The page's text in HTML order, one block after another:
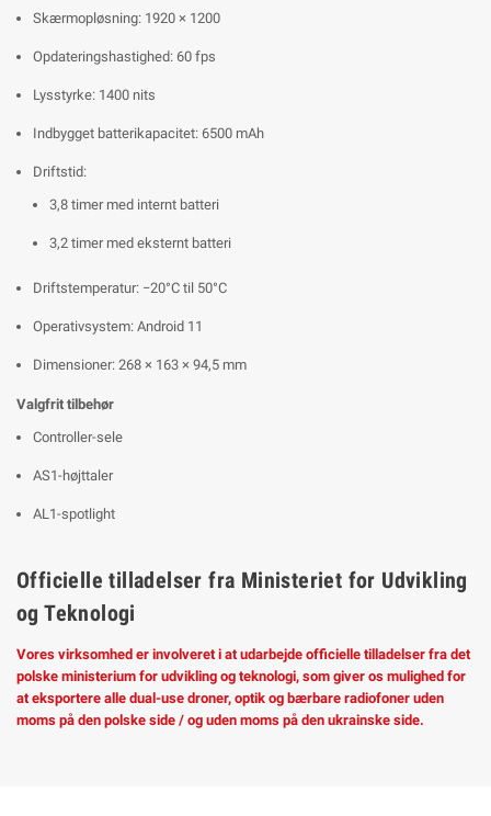
Skærmopløsning: 1920 × 1200
Opdateringshastighed: 60 fps
Lysstyrke: 1400 nits
Indbygget batterikapacitet: 6500 mAh
Driftstid:
3,8 timer med internt batteri
3,2 timer med eksternt batteri
Driftstemperatur: −20°C til 50°C
Operativsystem: Android 11
Dimensioner: 268 × 163 × 94,5 mm
Valgfrit tilbehør
Controller-sele
AS1-højttaler
AL1-spotlight
Officielle tilladelser fra Ministeriet for Udvikling
og Teknologi
Vores virksomhed er involveret i at udarbejde officielle tilladelser fra det
polske ministerium for udvikling og teknologi, som giver os mulighed for
at eksportere alle dual-use droner, optik og bærbare radiofoner uden
moms på den polske side / og uden moms på den ukrainske side.